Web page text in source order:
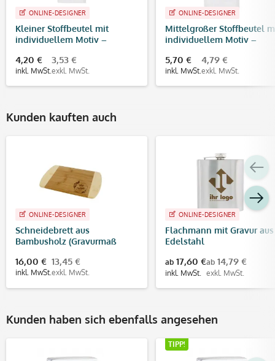
ONLINE-DESIGNER
Kleiner Stoffbeutel mit
individuellem Motiv –
4,20 €
inkl. MwSt.
3,53 €
exkl. MwSt.
ONLINE-DESIGNER
Mittelgroßer Stoffbeutel
individuellem Motiv –
5,70 €
inkl. MwSt.
4,79 €
exkl. MwSt.
Kunden kauften auch
ONLINE-DESIGNER
Schneidebrett aus
Bambusholz (Gravurmaß
16,00 €
inkl. MwSt.
13,45 €
exkl. MwSt.
ONLINE-DESIGNER
Flachmann mit Gravur aus
Edelstahl
ab 17,60 €
inkl. MwSt.
ab 14,79 €
exkl. MwSt.
Kunden haben sich ebenfalls angesehen
TIPP!